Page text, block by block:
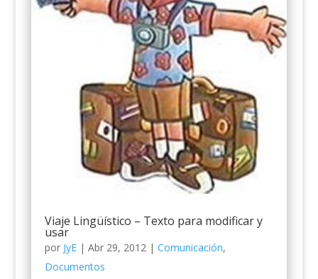
Viaje Lingüístico – Texto para modificar y
usar
por JyE| Abr 29, 2012 | Comunicación,
Documentos